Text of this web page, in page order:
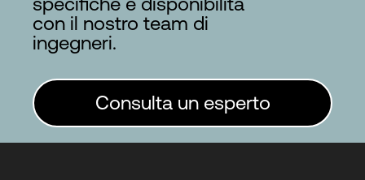
con il nostro team di
ingegneri.
Consulta un esperto